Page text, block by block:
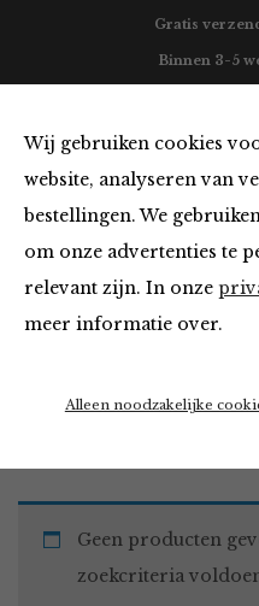
Wij gebruiken cookies
website, analyseren van
bestellingen. We
om onze advertenties te
relevant zijn. In onze
meer informatie over.
Alleen noodzakelijke
Gratis
Binnen 3-5
Tops en Blouses
Home Winkel
Geen producten
zoekcriteria